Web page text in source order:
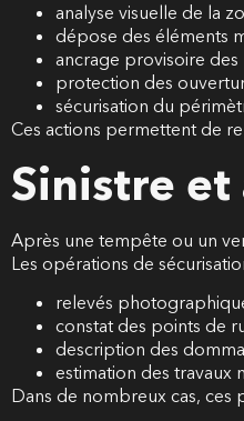
analyse visuelle de la
dépose des éléments
ancrage provisoire des
protection des
sécurisation du
Ces actions permettent de
Sinistre et
Après une tempête ou un
Les opérations de
relevés
constat des points de
description des
estimation des travaux
Dans de nombreux cas, ces